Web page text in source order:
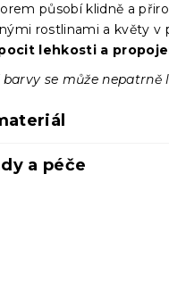
působí klidně a
rostlinami a květy v
lehkosti a
barvy se může
a péče